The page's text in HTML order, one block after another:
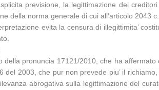
previsione, la legittimazione dei
della norma generale di cui all’articolo 2043
evita la censura di illegittimita’
pronuncia 17121/2010, che ha
del 2003, che pur non prevede piu’ il
abrogativa sulla legittimazione del